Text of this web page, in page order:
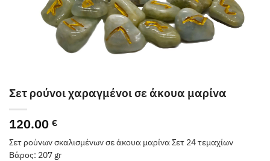
Σετ ρούνοι χαραγμένοι σε άκουα μαρίνα
120.00 €
Σετ ρούνων σκαλισμένων σε άκουα μαρίνα Σετ 24 τεμαχίων
Βάρος: 207 gr